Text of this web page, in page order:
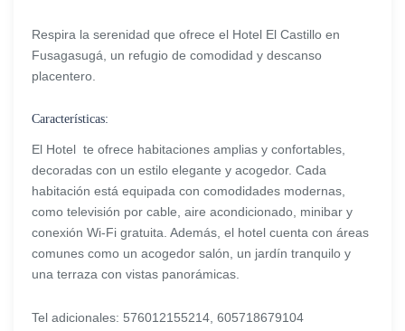
Respira la serenidad que ofrece el Hotel El Castillo en
Fusagasugá, un refugio de comodidad y descanso
placentero.
Características:
El Hotel te ofrece habitaciones amplias y confortables,
decoradas con un estilo elegante y acogedor. Cada
habitación está equipada con comodidades modernas,
como televisión por cable, aire acondicionado, minibar y
conexión Wi-Fi gratuita. Además, el hotel cuenta con áreas
comunes como un acogedor salón, un jardín tranquilo y
una terraza con vistas panorámicas.
Tel adicionales: 576012155214, 605718679104